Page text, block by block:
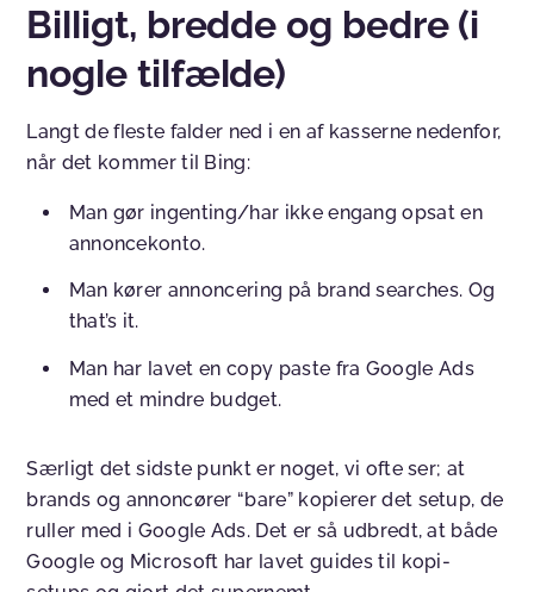
Billigt, bredde og bedre (i
nogle tilfælde)
Langt de fleste falder ned i en af kasserne nedenfor,
når det kommer til Bing:
Man gør ingenting/har ikke engang opsat en
annoncekonto.
Man kører annoncering på brand searches. Og
that’s it.
Man har lavet en copy paste fra Google Ads
med et mindre budget.
Særligt det sidste punkt er noget, vi ofte ser; at
brands og annoncører “bare” kopierer det setup, de
ruller med i Google Ads. Det er så udbredt, at både
Google og Microsoft har lavet guides til kopi-